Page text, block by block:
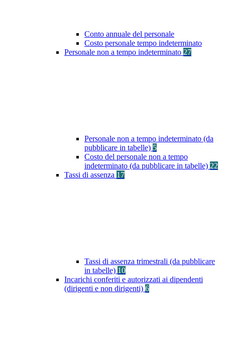
Conto annuale del personale
Costo personale tempo indeterminato
Personale non a tempo indeterminato 27
Personale non a tempo indeterminato (da
pubblicare in tabelle) 5
Costo del personale non a tempo
indeterminato (da pubblicare in tabelle) 22
Tassi di assenza 17
Tassi di assenza trimestrali (da pubblicare
in tabelle) 10
Incarichi conferiti e autorizzati ai dipendenti
(dirigenti e non dirigenti) 6